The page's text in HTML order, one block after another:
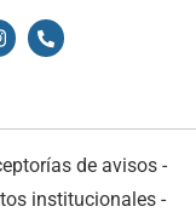
de avisos -
institucionales -